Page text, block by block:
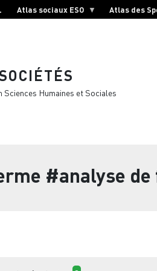
Atlas sociaux ESO Atlas des
Humaines et Sociales
#analyse